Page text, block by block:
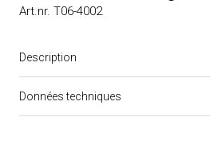
Art.nr. T06-4002
Description
Données techniques